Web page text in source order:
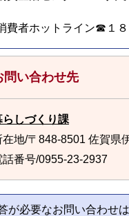
費者ホットライン☎１
問い合わせ先
らしづくり課
在地/〒848-8501 佐賀県
話番号/0955-23-2937
が必要なお問い合わせ